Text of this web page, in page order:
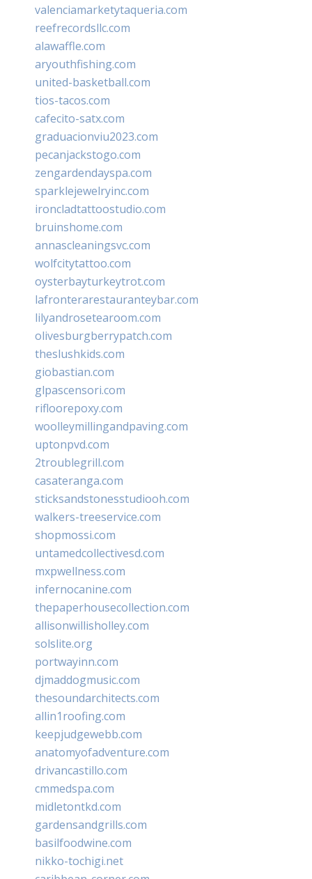
valenciamarketytaqueria.com
reefrecordsllc.com
alawaffle.com
aryouthfishing.com
united-basketball.com
tios-tacos.com
cafecito-satx.com
graduacionviu2023.com
pecanjackstogo.com
zengardendayspa.com
sparklejewelryinc.com
ironcladtattoostudio.com
bruinshome.com
annascleaningsvc.com
wolfcitytattoo.com
oysterbayturkeytrot.com
lafronterarestauranteybar.com
lilyandrosetearoom.com
olivesburgberrypatch.com
theslushkids.com
giobastian.com
glpascensori.com
rifloorepoxy.com
woolleymillingandpaving.com
uptonpvd.com
2troublegrill.com
casateranga.com
sticksandstonesstudiooh.com
walkers-treeservice.com
shopmossi.com
untamedcollectivesd.com
mxpwellness.com
infernocanine.com
thepaperhousecollection.com
allisonwillisholley.com
solslite.org
portwayinn.com
djmaddogmusic.com
thesoundarchitects.com
allin1roofing.com
keepjudgewebb.com
anatomyofadventure.com
drivancastillo.com
cmmedspa.com
midletontkd.com
gardensandgrills.com
basilfoodwine.com
nikko-tochigi.net